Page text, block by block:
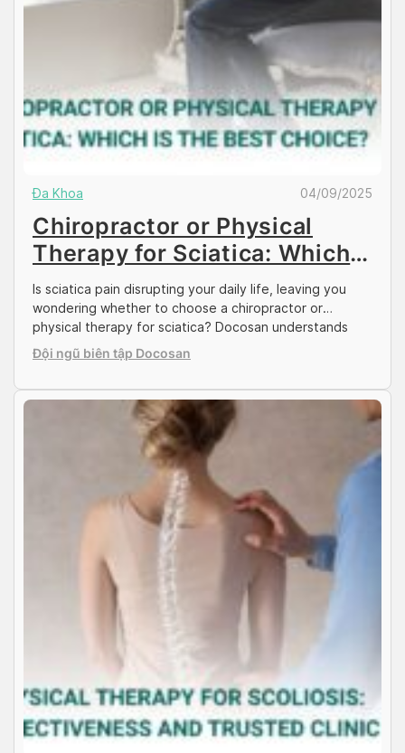
Đa Khoa 04/09/2025
Chiropractor or Physical
Therapy for Sciatica: Which
Is the Best Choice?
Is sciatica pain disrupting your daily life, leaving you
wondering whether to choose a chiropractor or
physical therapy for sciatica? Docosan understands
this dilemma and is here to break down the pros and
cons of each approach. This article is for anyone,
effective solution for sciatica pain, helping […]
Đội ngũ biên tập Docosan